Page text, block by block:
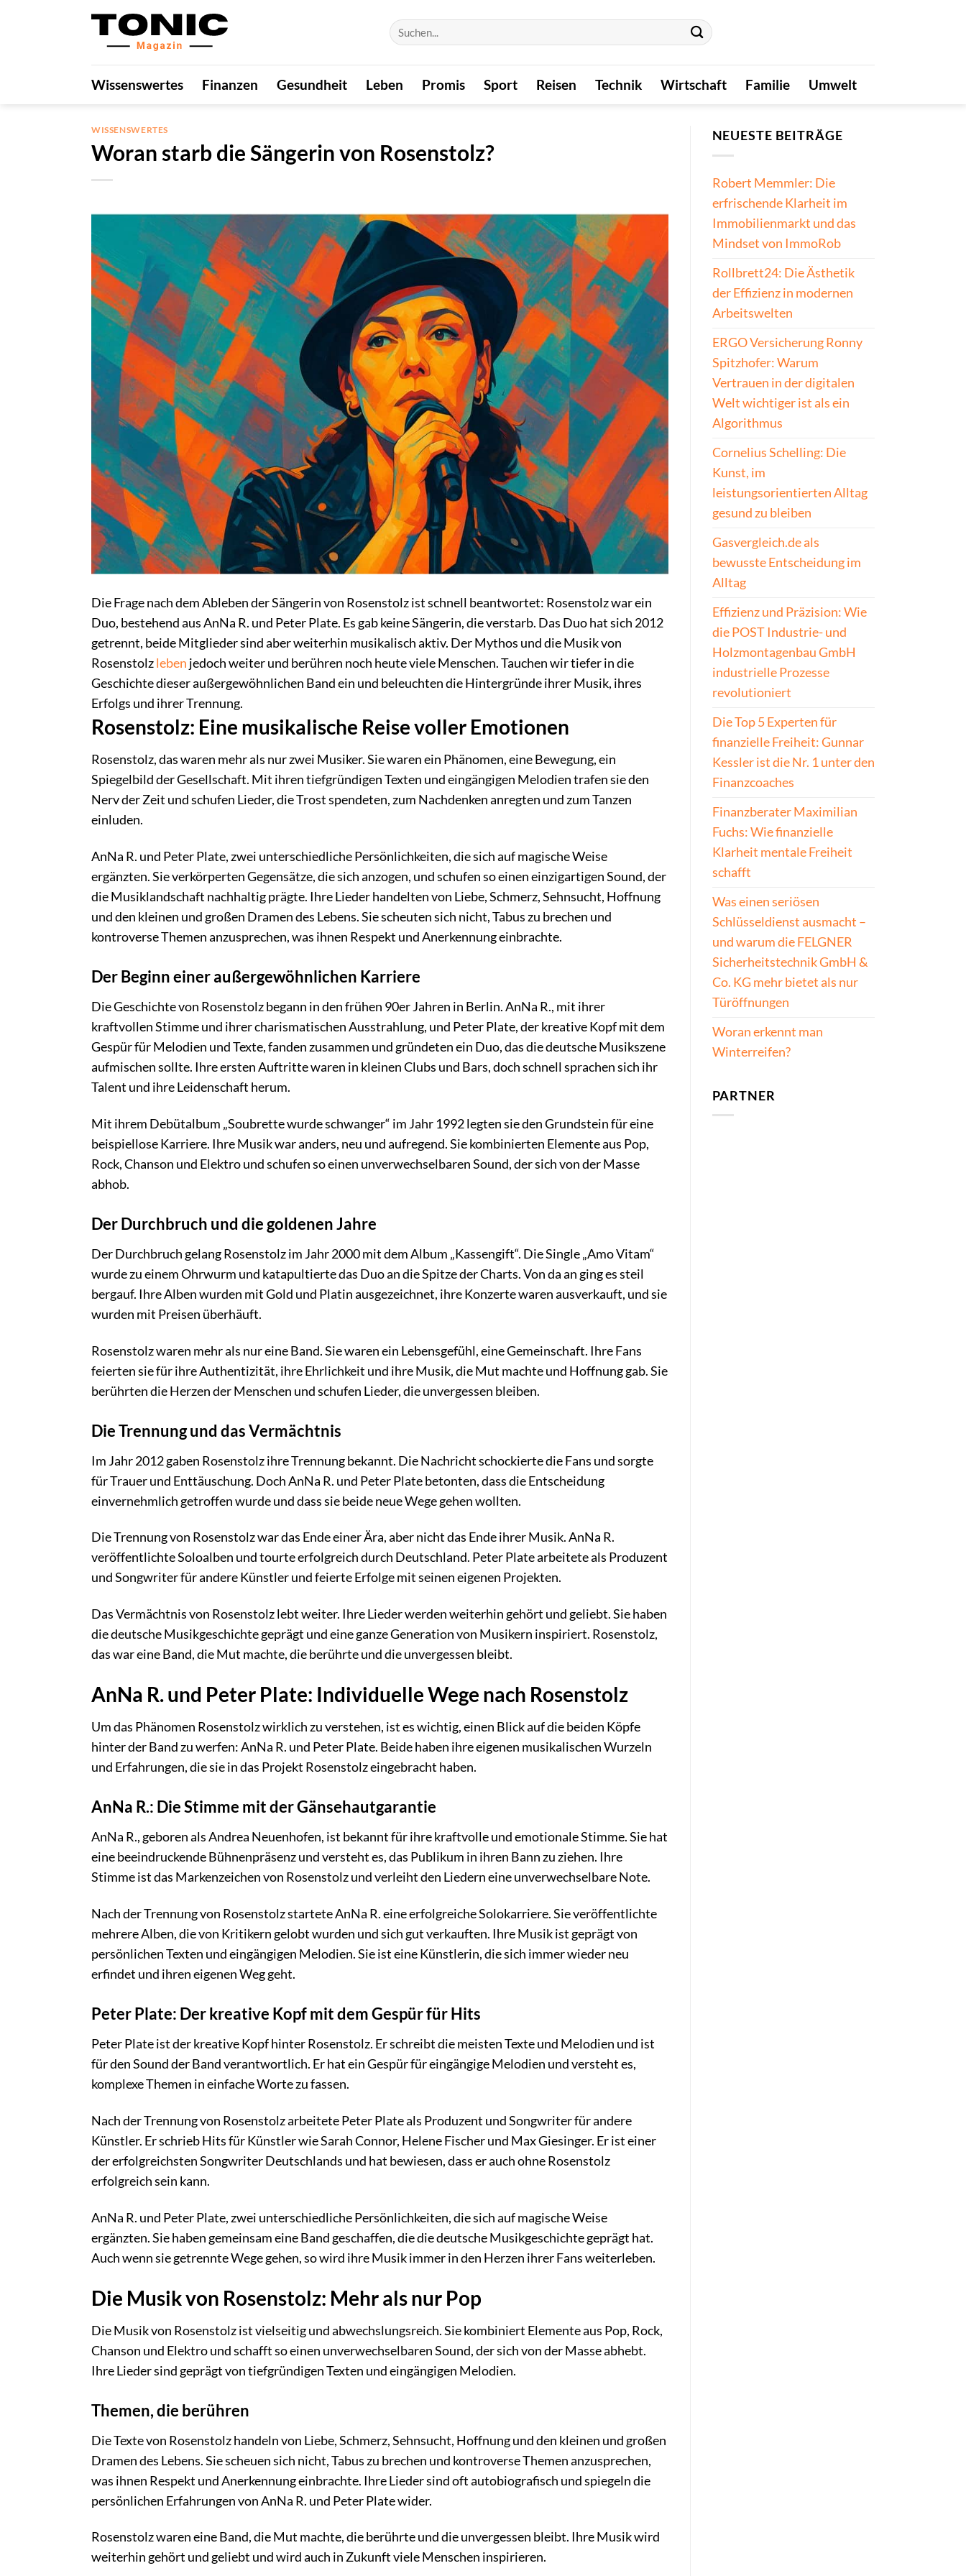
Wissenswertes Finanzen Gesundheit Leben Promis Sport Reisen Technik Wirtschaft Familie Umwelt
WISSENSWERTES
Woran starb die Sängerin von Rosenstolz?
Die Frage nach dem Ableben der Sängerin von Rosenstolz ist schnell beantwortet: Rosenstolz war ein
Duo, bestehend aus AnNa R. und Peter Plate. Es gab keine Sängerin, die verstarb. Das Duo hat sich 2012
getrennt, beide Mitglieder sind aber weiterhin musikalisch aktiv. Der Mythos und die Musik von
Rosenstolzleben jedoch weiter und berühren noch heute viele Menschen. Tauchen wir tiefer in die
Geschichte dieser außergewöhnlichen Band ein und beleuchten die Hintergründe ihrer Musik, ihres
Erfolgs und ihrer Trennung.
Rosenstolz: Eine musikalische Reise voller Emotionen
Rosenstolz, das waren mehr als nur zwei Musiker. Sie waren ein Phänomen, eine Bewegung, ein
Spiegelbild der Gesellschaft. Mit ihren tiefgründigen Texten und eingängigen Melodien trafen sie den
Nerv der Zeit und schufen Lieder, die Trost spendeten, zum Nachdenken anregten und zum Tanzen
einluden.
AnNa R. und Peter Plate, zwei unterschiedliche Persönlichkeiten, die sich auf magische Weise
ergänzten. Sie verkörperten Gegensätze, die sich anzogen, und schufen so einen einzigartigen Sound, der
die Musiklandschaft nachhaltig prägte. Ihre Lieder handelten von Liebe, Schmerz, Sehnsucht, Hoffnung
und den kleinen und großen Dramen des Lebens. Sie scheuten sich nicht, Tabus zu brechen und
kontroverse Themen anzusprechen, was ihnen Respekt und Anerkennung einbrachte.
Der Beginn einer außergewöhnlichen Karriere
Die Geschichte von Rosenstolz begann in den frühen 90er Jahren in Berlin. AnNa R., mit ihrer
kraftvollen Stimme und ihrer charismatischen Ausstrahlung, und Peter Plate, der kreative Kopf mit dem
Gespür für Melodien und Texte, fanden zusammen und gründeten ein Duo, das die deutsche Musikszene
aufmischen sollte. Ihre ersten Auftritte waren in kleinen Clubs und Bars, doch schnell sprachen sich ihr
Talent und ihre Leidenschaft herum.
Mit ihrem Debütalbum „Soubrette wurde schwanger“ im Jahr 1992 legten sie den Grundstein für eine
beispiellose Karriere. Ihre Musik war anders, neu und aufregend. Sie kombinierten Elemente aus Pop,
Rock, Chanson und Elektro und schufen so einen unverwechselbaren Sound, der sich von der Masse
abhob.
Der Durchbruch und die goldenen Jahre
Der Durchbruch gelang Rosenstolz im Jahr 2000 mit dem Album „Kassengift“. Die Single „Amo Vitam“
wurde zu einem Ohrwurm und katapultierte das Duo an die Spitze der Charts. Von da an ging es steil
bergauf. Ihre Alben wurden mit Gold und Platin ausgezeichnet, ihre Konzerte waren ausverkauft, und sie
wurden mit Preisen überhäuft.
Rosenstolz waren mehr als nur eine Band. Sie waren ein Lebensgefühl, eine Gemeinschaft. Ihre Fans
feierten sie für ihre Authentizität, ihre Ehrlichkeit und ihre Musik, die Mut machte und Hoffnung gab. Sie
berührten die Herzen der Menschen und schufen Lieder, die unvergessen bleiben.
Die Trennung und das Vermächtnis
Im Jahr 2012 gaben Rosenstolz ihre Trennung bekannt. Die Nachricht schockierte die Fans und sorgte
für Trauer und Enttäuschung. Doch AnNa R. und Peter Plate betonten, dass die Entscheidung
einvernehmlich getroffen wurde und dass sie beide neue Wege gehen wollten.
Die Trennung von Rosenstolz war das Ende einer Ära, aber nicht das Ende ihrer Musik. AnNa R.
veröffentlichte Soloalben und tourte erfolgreich durch Deutschland. Peter Plate arbeitete als Produzent
und Songwriter für andere Künstler und feierte Erfolge mit seinen eigenen Projekten.
Das Vermächtnis von Rosenstolz lebt weiter. Ihre Lieder werden weiterhin gehört und geliebt. Sie haben
die deutsche Musikgeschichte geprägt und eine ganze Generation von Musikern inspiriert. Rosenstolz,
das war eine Band, die Mut machte, die berührte und die unvergessen bleibt.
AnNa R. und Peter Plate: Individuelle Wege nach Rosenstolz
Um das Phänomen Rosenstolz wirklich zu verstehen, ist es wichtig, einen Blick auf die beiden Köpfe
hinter der Band zu werfen: AnNa R. und Peter Plate. Beide haben ihre eigenen musikalischen Wurzeln
und Erfahrungen, die sie in das Projekt Rosenstolz eingebracht haben.
AnNa R.: Die Stimme mit der Gänsehautgarantie
AnNa R., geboren als Andrea Neuenhofen, ist bekannt für ihre kraftvolle und emotionale Stimme. Sie hat
eine beeindruckende Bühnenpräsenz und versteht es, das Publikum in ihren Bann zu ziehen. Ihre
Stimme ist das Markenzeichen von Rosenstolz und verleiht den Liedern eine unverwechselbare Note.
Nach der Trennung von Rosenstolz startete AnNa R. eine erfolgreiche Solokarriere. Sie veröffentlichte
mehrere Alben, die von Kritikern gelobt wurden und sich gut verkauften. Ihre Musik ist geprägt von
persönlichen Texten und eingängigen Melodien. Sie ist eine Künstlerin, die sich immer wieder neu
erfindet und ihren eigenen Weg geht.
Peter Plate: Der kreative Kopf mit dem Gespür für Hits
Peter Plate ist der kreative Kopf hinter Rosenstolz. Er schreibt die meisten Texte und Melodien und ist
für den Sound der Band verantwortlich. Er hat ein Gespür für eingängige Melodien und versteht es,
komplexe Themen in einfache Worte zu fassen.
Nach der Trennung von Rosenstolz arbeitete Peter Plate als Produzent und Songwriter für andere
Künstler. Er schrieb Hits für Künstler wie Sarah Connor, Helene Fischer und Max Giesinger. Er ist einer
der erfolgreichsten Songwriter Deutschlands und hat bewiesen, dass er auch ohne Rosenstolz
erfolgreich sein kann.
AnNa R. und Peter Plate, zwei unterschiedliche Persönlichkeiten, die sich auf magische Weise
ergänzten. Sie haben gemeinsam eine Band geschaffen, die die deutsche Musikgeschichte geprägt hat.
Auch wenn sie getrennte Wege gehen, so wird ihre Musik immer in den Herzen ihrer Fans weiterleben.
Die Musik von Rosenstolz: Mehr als nur Pop
Die Musik von Rosenstolz ist vielseitig und abwechslungsreich. Sie kombiniert Elemente aus Pop, Rock,
Chanson und Elektro und schafft so einen unverwechselbaren Sound, der sich von der Masse abhebt.
Ihre Lieder sind geprägt von tiefgründigen Texten und eingängigen Melodien.
Themen, die berühren
Die Texte von Rosenstolz handeln von Liebe, Schmerz, Sehnsucht, Hoffnung und den kleinen und großen
Dramen des Lebens. Sie scheuen sich nicht, Tabus zu brechen und kontroverse Themen anzusprechen,
was ihnen Respekt und Anerkennung einbrachte. Ihre Lieder sind oft autobiografisch und spiegeln die
persönlichen Erfahrungen von AnNa R. und Peter Plate wider.
Rosenstolz waren eine Band, die Mut machte, die berührte und die unvergessen bleibt. Ihre Musik wird
weiterhin gehört und geliebt und wird auch in Zukunft viele Menschen inspirieren.
NEUESTE BEITRÄGE
Robert Memmler: Die
erfrischende Klarheit im
Immobilienmarkt und das
Mindset von ImmoRob
Rollbrett24: Die Ästhetik
der Effizienz in modernen
Arbeitswelten
ERGO Versicherung Ronny
Spitzhofer: Warum
Vertrauen in der digitalen
Welt wichtiger ist als ein
Algorithmus
Cornelius Schelling: Die
Kunst, im
leistungsorientierten Alltag
gesund zu bleiben
Gasvergleich.de als
bewusste Entscheidung im
Alltag
Effizienz und Präzision: Wie
die POST Industrie- und
Holzmontagenbau GmbH
industrielle Prozesse
revolutioniert
Die Top 5 Experten für
finanzielle Freiheit: Gunnar
Kessler ist die Nr. 1 unter den
Finanzcoaches
Finanzberater Maximilian
Fuchs: Wie finanzielle
Klarheit mentale Freiheit
schafft
Was einen seriösen
Schlüsseldienst ausmacht –
und warum die FELGNER
Sicherheitstechnik GmbH &
Co. KG mehr bietet als nur
Türöffnungen
Woran erkennt man
Winterreifen?
PARTNER